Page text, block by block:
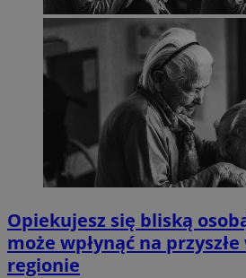
Opiekujesz się bliską
może wpłynąć na
regionie